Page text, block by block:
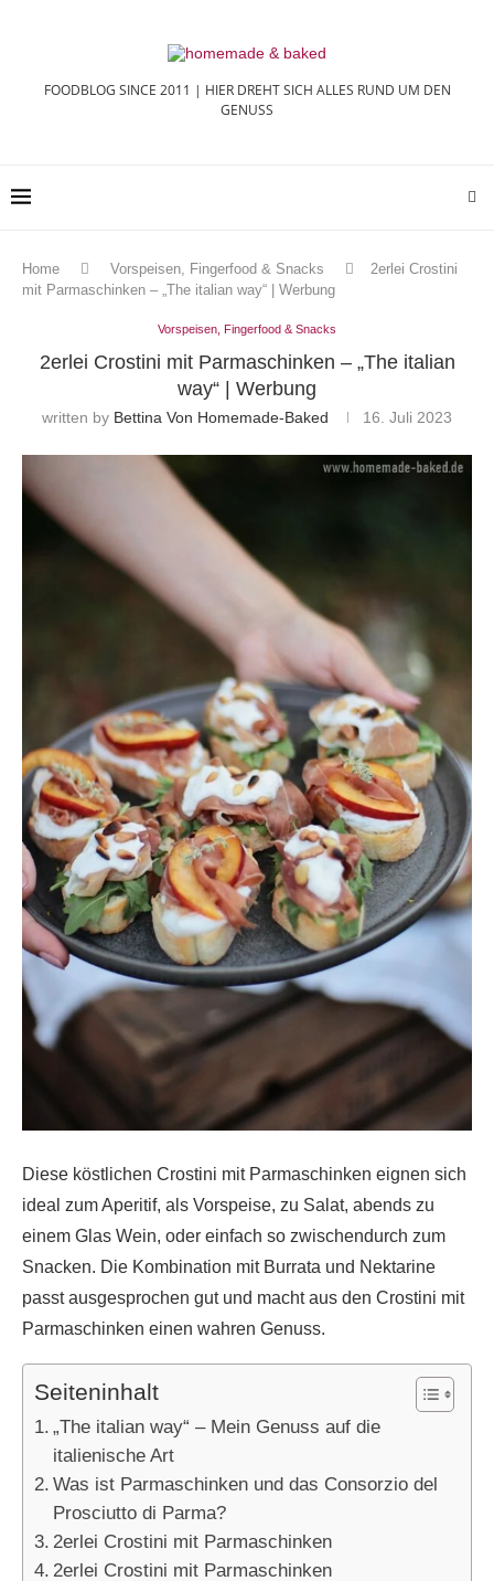
FOODBLOG SINCE 2011 | HIER DREHT SICH ALLES RUND UM DEN
GENUSS
Home Vorspeisen, Fingerfood & Snacks
2erlei Crostini
mit Parmaschinken – „The italian way“ | Werbung
Vorspeisen, Fingerfood & Snacks
2erlei Crostini mit Parmaschinken – „The italian
way“ | Werbung
written by Bettina Von Homemade-Baked 16. Juli 2023
Diese köstlichen Crostini mit Parmaschinken eignen sich
ideal zum Aperitif, als Vorspeise, zu Salat, abends zu
einem Glas Wein, oder einfach so zwischendurch zum
Snacken. Die Kombination mit Burrata und Nektarine
passt ausgesprochen gut und macht aus den Crostini mit
Parmaschinken einen wahren Genuss.
Seiteninhalt
„The italian way“ – Mein Genuss auf die
italienische Art
Was ist Parmaschinken und das Consorzio del
Prosciutto di Parma?
2erlei Crostini mit Parmaschinken
2erlei Crostini mit Parmaschinken